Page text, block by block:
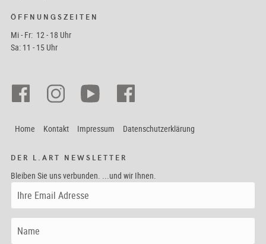
ÖFFNUNGSZEITEN
Mi - Fr: 12 - 18 Uhr
Sa: 11 - 15 Uhr
Home Kontakt Impressum Datenschutzerklärung
DER L.ART NEWSLETTER
Bleiben Sie uns verbunden. ...und wir Ihnen.